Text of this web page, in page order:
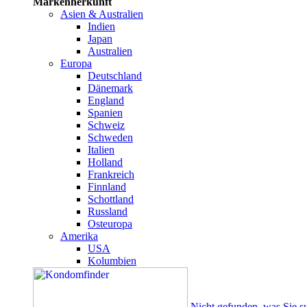
Asien & Australien
Indien
Japan
Australien
Europa
Deutschland
Dänemark
England
Spanien
Schweiz
Schweden
Italien
Holland
Frankreich
Finnland
Schottland
Russland
Osteuropa
Amerika
USA
Kolumbien